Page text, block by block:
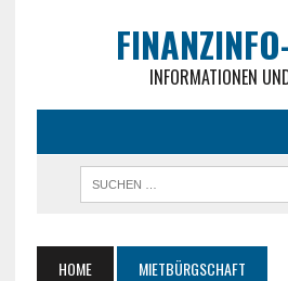
INFORMATIONEN
HOME MIETBÜRGSCHAFT